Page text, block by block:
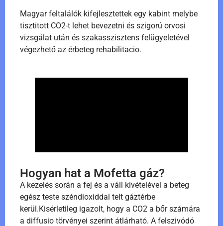
Magyar feltalálók kifejlesztettek egy kabint melybe
tisztitott CO2-t lehet bevezetni és szigorú orvosi
vizsgálat után és szakasszisztens felügyeletével
végezhető az érbeteg rehabilitacio.
Hogyan hat a Mofetta gáz?
A kezelés során a fej és a váll kivételével a beteg
egész teste széndioxiddal telt gáztérbe
kerül.Kisérletileg igazolt, hogy a CO2 a bőr számára
a diffusio törvényei szerint átlárható. A felszivódó